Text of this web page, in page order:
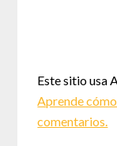
Este sitio usa
Aprende
comentarios.